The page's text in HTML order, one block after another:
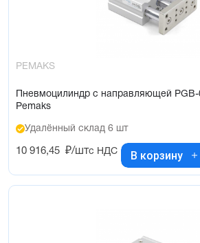
PEMAKS
Пневмоцилиндр с направляющей
Pemaks
Удалённый склад 6 шт
10 916,45 ₽/штс НДС В корзину